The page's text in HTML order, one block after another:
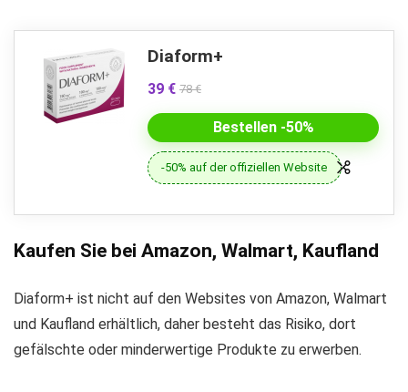
Diaform+
39 € 78 €
Bestellen -50%
-50% auf der offiziellen Website
Kaufen Sie bei Amazon, Walmart, Kaufland
Diaform+ ist nicht auf den Websites von Amazon, Walmart
und Kaufland erhältlich, daher besteht das Risiko, dort
gefälschte oder minderwertige Produkte zu erwerben.